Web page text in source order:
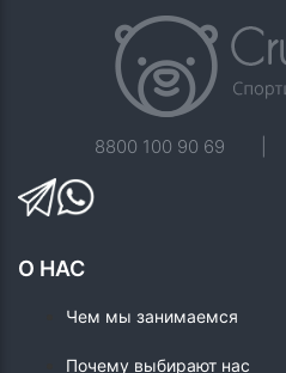
8800 100 90 69
О НАС
Чем мы занимаемся
Почему выбирают нас